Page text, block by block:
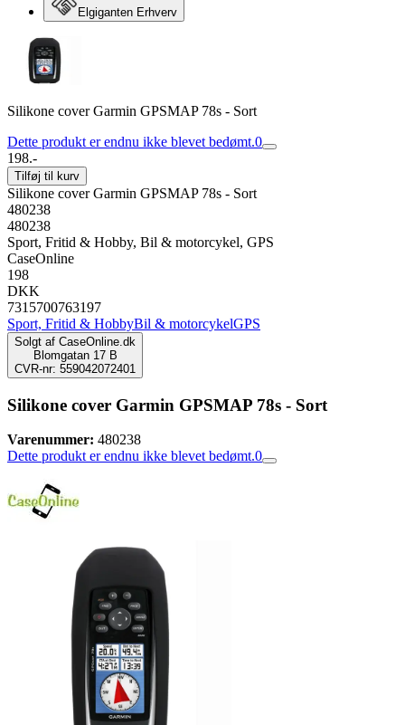
Elgiganten Erhverv
Silikone cover Garmin GPSMAP 78s - Sort
Dette produkt er endnu ikke blevet bedømt.0
198.-
Tilføj til kurv
Silikone cover Garmin GPSMAP 78s - Sort
480238
480238
Sport, Fritid & Hobby, Bil & motorcykel, GPS
CaseOnline
198
DKK
7315700763197
Sport, Fritid & HobbyBil & motorcykelGPS
Solgt af CaseOnline.dk
Blomgatan 17 B
CVR-nr: 559042072401
Silikone cover Garmin GPSMAP 78s - Sort
Varenummer: 480238
Dette produkt er endnu ikke blevet bedømt.0